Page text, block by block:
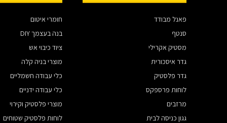
פאנל מבודד
סנטף
מסטיק אקרילי
גדר איסכורית
גדר פלסטיק
לוחות פרספקס
מרזבים
גגון כניסה לבית
חומרי איטום
בנה בעצמך DIY
ציוד כיבוי אש
מוצרי בניה קלה
כלי עבודה חשמליים
כלי עבודה ידניים
מוצרי פלסטיק וקירוי
לוחות פלסטיק שטוחים